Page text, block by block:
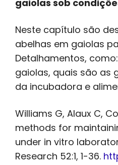
gaiolas sob
Neste capítulo são
abelhas em gaiolas
Detalhamentos,
gaiolas, quais são as
da incubadora e
Williams G, Alaux C,
methods for
under in vitro
Research 52:1, 1-36.